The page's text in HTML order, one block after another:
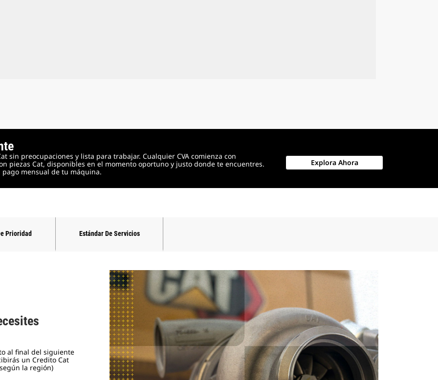
sin preocupaciones y lista para trabajar. Cualquier CVA comienza con
piezas Cat, disponibles en el momento oportuno y justo donde te encuentres.
mensual de tu máquina.
Explora Ahora
Prioridad Estándar De Servicios
al final del siguiente
un Credito Cat
la región)